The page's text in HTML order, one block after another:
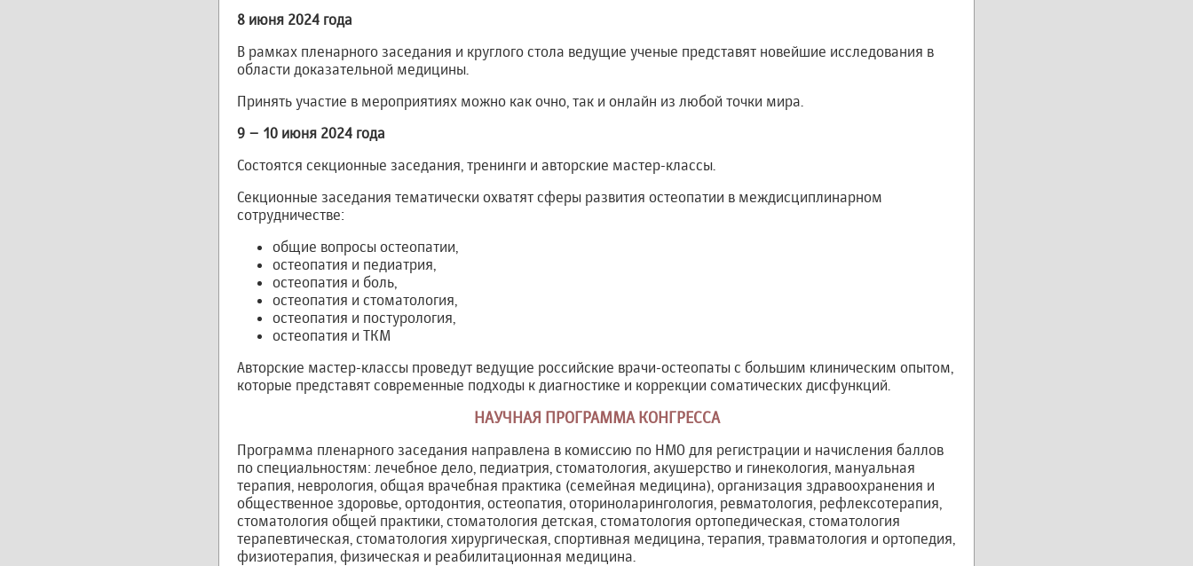
8 июня 2024 года
В рамках пленарного заседания и круглого стола ведущие ученые представят новейшие исследования в
области доказательной медицины.
Принять участие в мероприятиях можно как очно, так и онлайн из любой точки мира.
9 – 10 июня 2024 года
Состоятся секционные заседания, тренинги и авторские мастер-классы.
Секционные заседания тематически охватят сферы развития остеопатии в междисциплинарном
сотрудничестве:
общие вопросы остеопатии,
остеопатия и педиатрия,
остеопатия и боль,
остеопатия и стоматология,
остеопатия и постурология,
остеопатия и ТКМ
Авторские мастер-классы проведут ведущие российские врачи-остеопаты с большим клиническим опытом,
которые представят современные подходы к диагностике и коррекции соматических дисфункций.
НАУЧНАЯ ПРОГРАММА КОНГРЕССА
Программа пленарного заседания направлена в комиссию по НМО для регистрации и начисления баллов
по специальностям: лечебное дело, педиатрия, стоматология, акушерство и гинекология, мануальная
терапия, неврология, общая врачебная практика (семейная медицина), организация здравоохранения и
общественное здоровье, ортодонтия, остеопатия, оториноларингология, ревматология, рефлексотерапия,
стоматология общей практики, стоматология детская, стоматология ортопедическая, стоматология
терапевтическая, стоматология хирургическая, спортивная медицина, терапия, травматология и ортопедия,
физиотерапия, физическая и реабилитационная медицина.